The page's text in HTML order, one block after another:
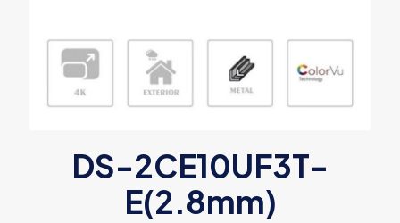
DS-2CE10UF3T-
E(2.8mm)